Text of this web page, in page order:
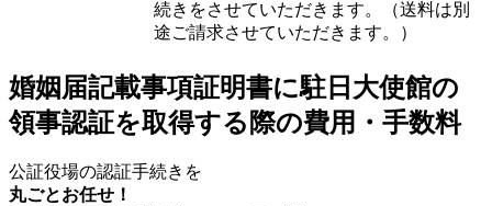
続きをさせていただきます。（送料は別
途ご請求させていただきます。）
婚姻届記載事項証明書に駐日大使館の
領事認証を取得する際の費用・手数料
公証役場の認証手続きを
丸ごとお任せ！